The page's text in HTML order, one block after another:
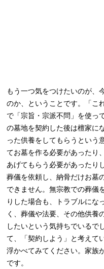
もう一つ気をつけたいのが、
のか、ということです。「こ
で「宗旨・宗派不問」を使っ
の墓地を契約した後は檀家に
った供養をしてもらうという
てお墓を作る必要があったり
あげてもらう必要があったり
葬儀を依頼し、納骨だけお墓
できません。無宗教での葬儀
りした場合も、トラブルにな
く、葬儀や法要、その他供養
したいという気持ちでいるで
て、「契約しよう」と考えて
浮かべてみてください。家族
です。